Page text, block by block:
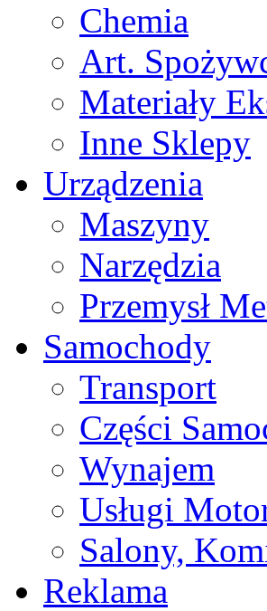
Chemia
Art.
Materiały
Inne Sklepy
Urządzenia
Maszyny
Narzędzia
Przemysł
Samochody
Transport
Części
Wynajem
Usługi
Salony,
Reklama